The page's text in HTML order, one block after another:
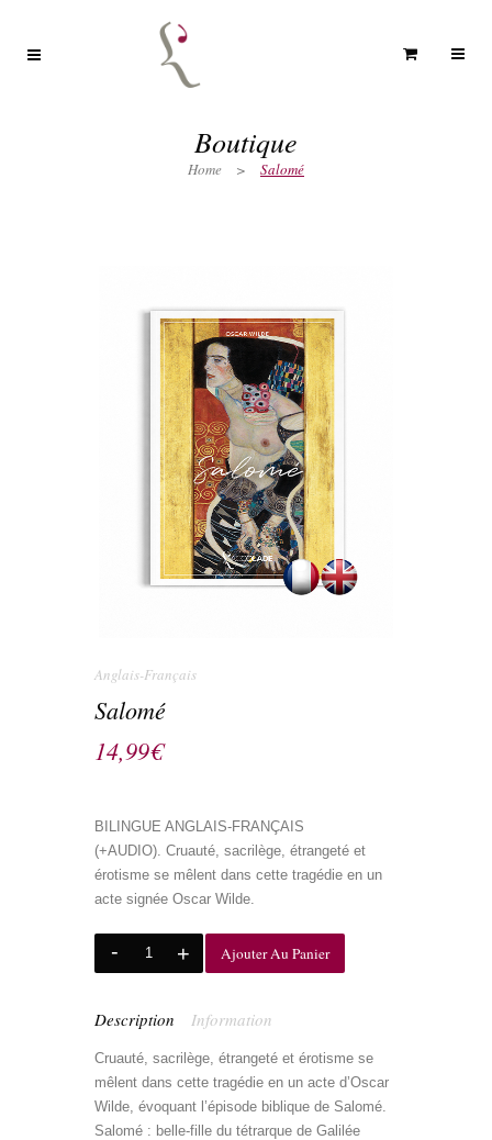
Boutique
Home > Salomé
Anglais-Français
Salomé
14,99€
BILINGUE ANGLAIS-FRANÇAIS
(+AUDIO). Cruauté, sacrilège, étrangeté et
érotisme se mêlent dans cette tragédie en un
acte signée Oscar Wilde.
Ajouter Au Panier
Description Information
Cruauté, sacrilège, étrangeté et érotisme se
mêlent dans cette tragédie en un acte d’Oscar
Wilde, évoquant l’épisode biblique de Salomé.
Salomé : belle-fille du tétrarque de Galilée